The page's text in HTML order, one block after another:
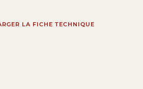
LA FICHE TECHNIQUE